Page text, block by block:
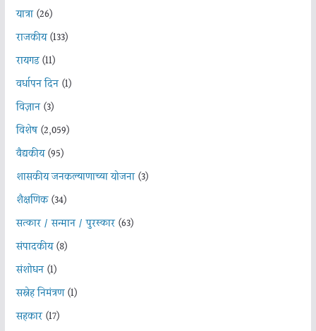
यात्रा(26)
राजकीय(133)
रायगड(11)
वर्धापन दिन(1)
विज्ञान(3)
विशेष(2,059)
वैद्यकीय(95)
शासकीय जनकल्याणाच्या योजना(3)
शैक्षणिक(34)
सत्कार / सन्मान / पुरस्कार(63)
संपादकीय(8)
संशोधन(1)
सस्नेह निमंत्रण(1)
सहकार(17)